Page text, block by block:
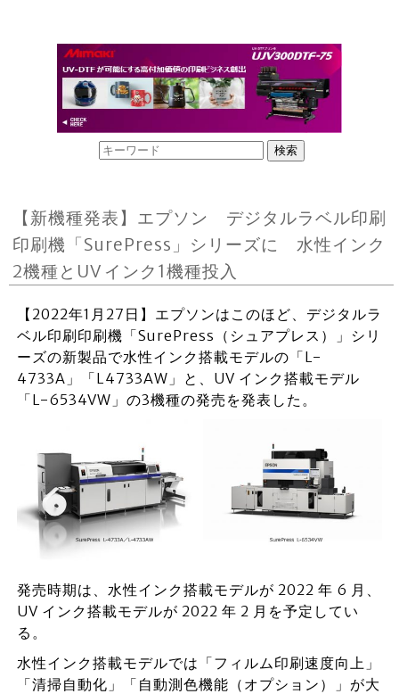
【新機種発表】エプソン デジタルラベル印刷
印刷機「SurePress」シリーズに 水性インク
2機種とUV インク1機種投入
【2022年1月27日】エプソンはこのほど、デジタルラ
ベル印刷印刷機「SurePress（シュアプレス）」シリ
ーズの新製品で水性インク搭載モデルの「L-
4733A」「L4733AW」と、UV インク搭載モデル
「L-6534VW」の3機種の発売を発表した。
発売時期は、水性インク搭載モデルが 2022 年 6 月、
UV インク搭載モデルが 2022 年 2 月を予定してい
る。
水性インク搭載モデルでは「フィルム印刷速度向上」
「清掃自動化」「自動測色機能（オプション）」が大